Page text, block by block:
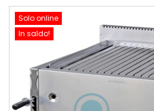
Solo online
In saldo!